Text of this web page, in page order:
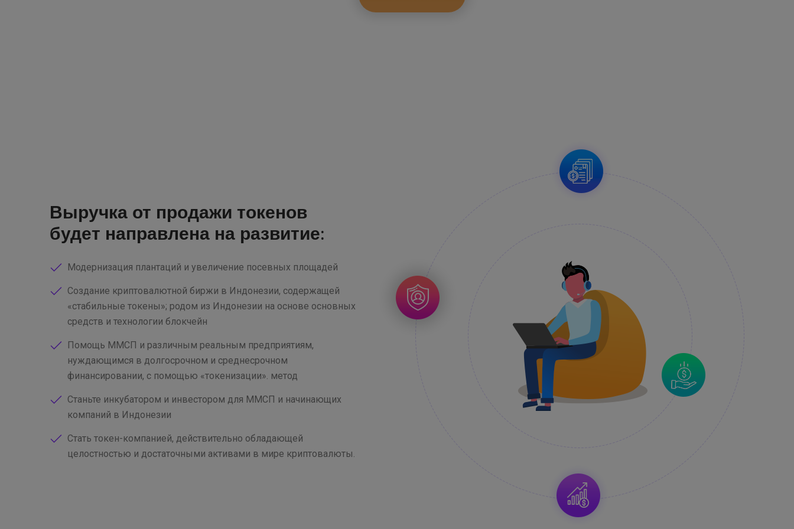
Выручка от продажи токенов
будет направлена на развитие:
Модернизация плантаций и увеличение посевных площадей
Создание криптовалютной биржи в Индонезии, содержащей
«стабильные токены»; родом из Индонезии на основе основных
средств и технологии блокчейн
Помощь ММСП и различным реальным предприятиям,
нуждающимся в долгосрочном и среднесрочном
финансировании, с помощью «токенизации». метод
Станьте инкубатором и инвестором для ММСП и начинающих
компаний в Индонезии
Стать токен-компанией, действительно обладающей
целостностью и достаточными активами в мире криптовалюты.